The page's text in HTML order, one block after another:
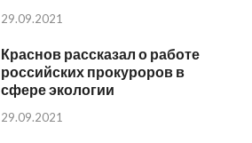
29.09.2021
Краснов рассказал о работе
российских прокуроров в
сфере экологии
29.09.2021